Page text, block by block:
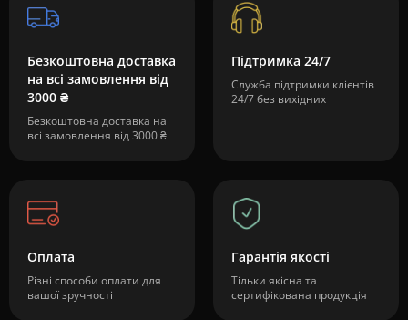
Безкоштовна доставка
на всі замовлення від
3000 ₴
Безкоштовна доставка на
всі замовлення від 3000 ₴
Підтримка 24/7
Служба підтримки клієнтів
24/7 без вихідних
Оплата
Різні способи оплати для
вашої зручності
Гарантія якості
Тільки якісна та
сертифікована продукція